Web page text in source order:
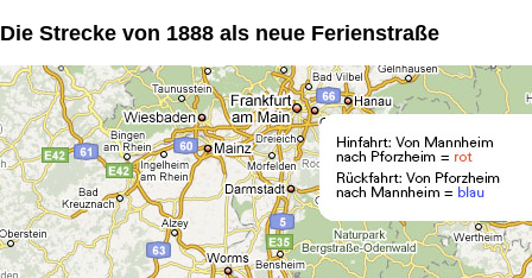
Die Strecke von 1888 als neue Ferienstraße